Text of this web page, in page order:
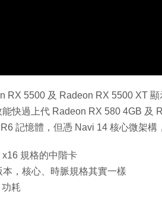
RX 5500 及 Radeon RX 5500 XT
快過上代 Radeon RX 580 4GB 及
記憶體，但憑 Navi 14 核心微架構
規格的中階卡
本，核心、時脈規格其實一樣
耗